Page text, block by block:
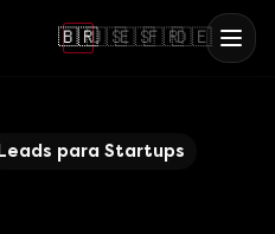
🇧🇷🇺🇸🇪🇸🇫🇷🇩🇪
Leads para Startups